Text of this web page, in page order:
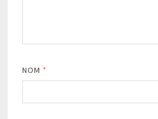
NOM *